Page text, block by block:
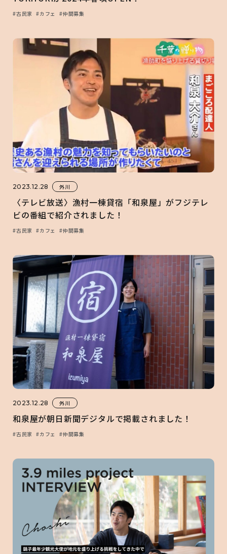
#古民家 #カフェ #仲間募集
2023.12.28 外川
〈テレビ放送〉漁村一棟貸宿「和泉屋」がフジテレ
ビの番組で紹介されました！
#古民家 #カフェ #仲間募集
2023.12.28 外川
和泉屋が朝日新聞デジタルで掲載されました！
#古民家 #カフェ #仲間募集